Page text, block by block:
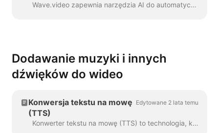
Wave.video zapewnia narzędzia AI do automatycznego tworzenia wideo z tekstu. Wave wybierze dla ciebie odpowiednie filmy stockowe i muzykę. Tekst będzie w...
Dodawanie muzyki i innych
dźwięków do wideo
Konwersja tekstu na mowę
(TTS)
Edytowane 2 lata temu
Konwerter tekstu na mowę (TTS) to technologia, która odszyfrowuje tekst cyfrowy i syntetyzuje z niego mowę za pomocą sztucznego głosu. Jeśli chodzi o...